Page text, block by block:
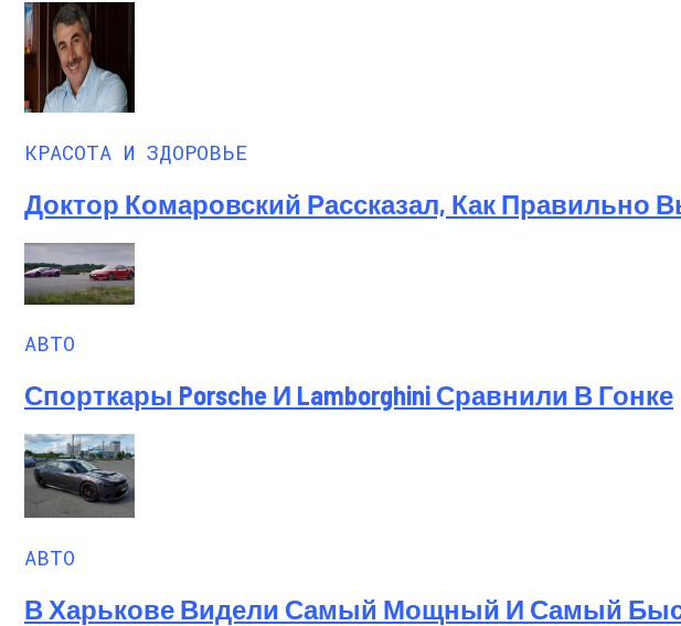
КРАСОТА И ЗДОРОВЬЕ
Доктор Комаровский Рассказал, Как Правильно
АВТО
Спорткары Porsche И Lamborghini Сравнили В Гонке
АВТО
В Харькове Видели Самый Мощный И Самый